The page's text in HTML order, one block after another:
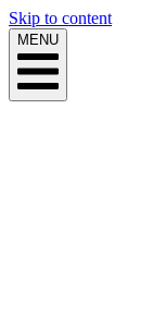
Skip to content
MENU